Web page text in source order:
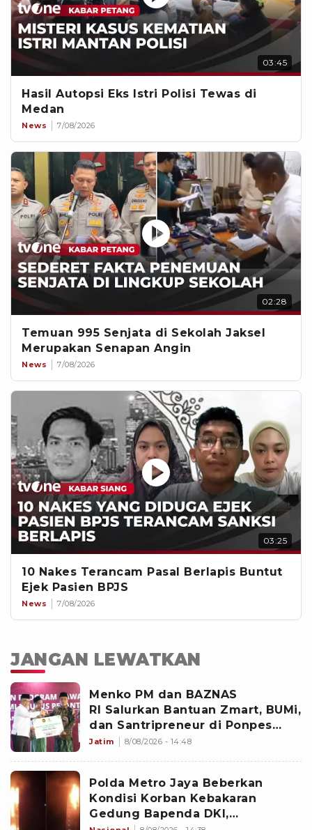
03:45
Hasil Autopsi Eks Istri Polisi Tewas di
Medan
News 7/08/2026
02:28
Temuan 995 Senjata di Sekolah Jaksel
Merupakan Senapan Angin
News 7/08/2026
03:25
10 Nakes Terancam Pasal Berlapis Buntut
Ejek Pasien BPJS
News 7/08/2026
JANGAN LEWATKAN
Menko PM dan BAZNAS
RI Salurkan Bantuan Zmart, BUMi,
dan Santripreneur di Ponpes
Gresik
Jatim 8/08/2026 - 14:48
Polda Metro Jaya Beberkan
Kondisi Korban Kebakaran
Gedung Bapenda DKI,